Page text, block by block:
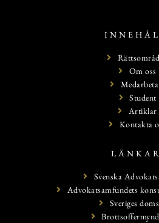
Om oss
Student
Artiklar
Kontakta
LÄNKAR
Svenska
Advokatsamfundets
Sveriges